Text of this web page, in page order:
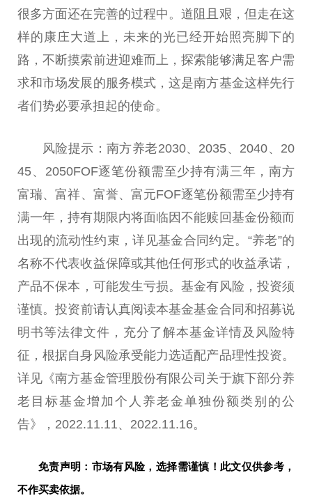
很多方面还在完善的过程中。道阻且艰，但走在这
样的康庄大道上，未来的光已经开始照亮脚下的
路，不断摸索前进迎难而上，探索能够满足客户需
求和市场发展的服务模式，这是南方基金这样先行
者们势必要承担起的使命。
风险提示：南方养老2030、2035、2040、20
45、2050FOF逐笔份额需至少持有满三年，南方
富瑞、富祥、富誉、富元FOF逐笔份额需至少持有
满一年，持有期限内将面临因不能赎回基金份额而
出现的流动性约束，详见基金合同约定。“养老”的
名称不代表收益保障或其他任何形式的收益承诺，
产品不保本 ，可能发生亏损。基金有风险， 投资须
谨慎。投资前请认真阅读本基金基金合同和招募说
明书等法律文件，充分了解本基金详情及风险特
征，根据自身风险承受能力选适配产品理性投资。
详见《南方基金管理股份有限公司关于旗下部分养
老目标基金增加个人养老金单独份额类别的公
告》，2022.11.11、2022.11.16。
免责声明：市场有风险，选择需谨慎！此文仅供参考，
不作买卖依据。